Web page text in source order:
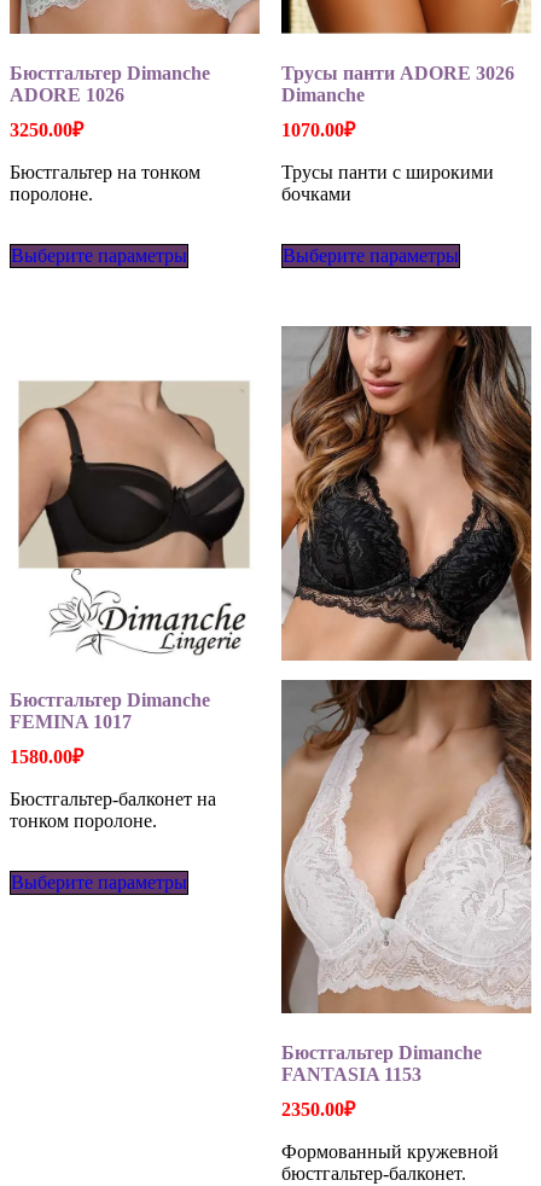
Бюстгальтер Dimanche
ADORE 1026
3250.00₽
Бюстгальтер на тонком
поролоне.
Выберите параметры
выбрать
странице
товара.
Трусы панти ADORE 3026
Dimanche
1070.00₽
Трусы панти с широкими
бочками
Выберите параметры
Опции
можно
выбрать
на
странице
товара.
Бюстгальтер Dimanche
FEMINA 1017
1580.00₽
Бюстгальтер-балконет на
тонком поролоне.
Выберите параметры
Бюстгальтер Dimanche
FANTASIA 1153
2350.00₽
Формованный кружевной
бюстгальтер-балконет.